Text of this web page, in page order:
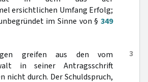
ersichtlichen Umfang Erfolg;
im Sinne von § 349
3
greifen aus den vom
in seiner Antragsschrift
nicht durch. Der Schuldspruch,